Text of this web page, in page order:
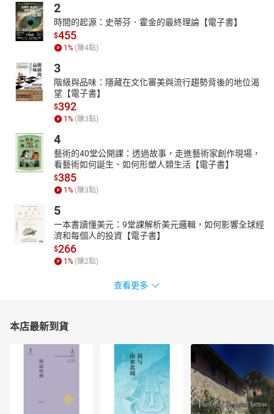
2
時間的起源：史蒂芬．霍金的最終理論【電子書】
$455
1 % (賺4點)
3
階級與品味：隱藏在文化審美與流行趨勢背後的地位渴
望【電子書】
$392
1 % (賺3點)
4
藝術的40堂公開課：透過故事，走進藝術家創作現場，
看藝術如何誕生、如何形塑人類生活【電子書】
$385
1 % (賺3點)
5
一本書讀懂美元：9堂課解析美元邏輯，如何影響全球經
濟和每個人的投資【電子書】
$266
1 % (賺2點)
查看更多
本店最新到貨